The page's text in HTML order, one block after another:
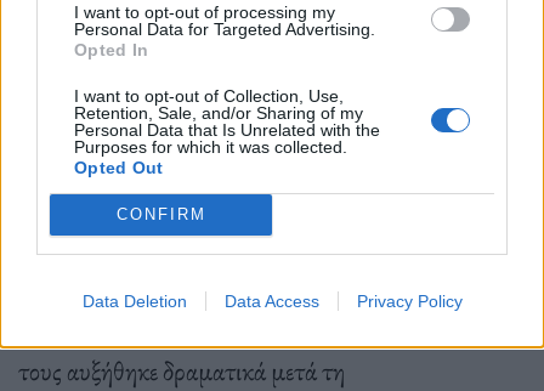
I want to opt-out of processing my
Personal Data for Targeted Advertising.
Opted In
I want to opt-out of Collection, Use,
Retention, Sale, and/or Sharing of my
Personal Data that Is Unrelated with the
Purposes for which it was collected.
Opted Out
CONFIRM
Data Deletion Data Access Privacy Policy
Σύμφωνα με την ομοσπονδιακή κυβέρνηση, τα
πρώτα στοιχεία της έρευνας έδειξαν πως η
συγκεκριμένη εταιρεία τηλεφωνικών υπηρεσιών
εμπλεκόταν σε υποθέσεις απατών με ακίνητα και
εκβιάσεων μέσω τηλεφώνου.
Οι πρώτες εξαφανίσεις στο Μεξικό ανάγονται στα
τους αυξήθηκε δραματικά μετά τη